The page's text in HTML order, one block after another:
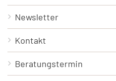
Newsletter
Kontakt
Beratungstermin